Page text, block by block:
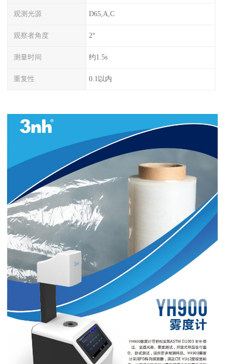
观测光源 D65,A,C
观察者角度 2°
测量时间 约1.5s
重复性 0.1以内